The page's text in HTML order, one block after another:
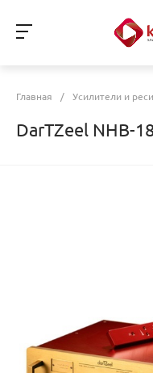
Главная / Усилители и
DarTZeel NHB-